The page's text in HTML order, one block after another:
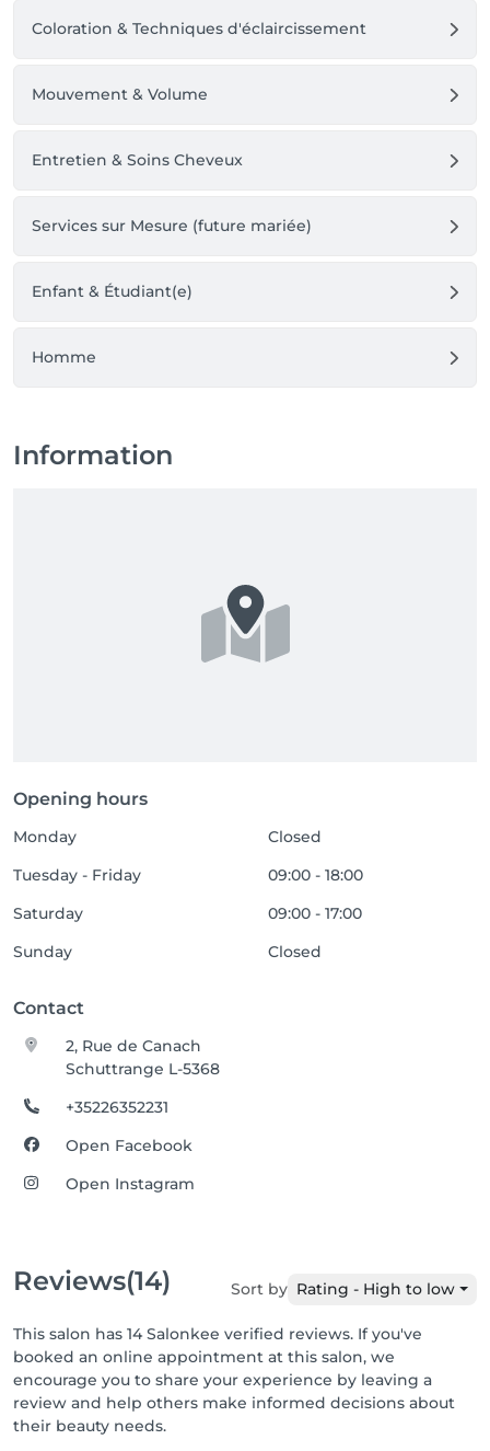
Coloration & Techniques d'éclaircissement
Mouvement & Volume
Entretien & Soins Cheveux
Services sur Mesure (future mariée)
Enfant & Étudiant(e)
Homme
Information
Opening hours
Monday
Closed
Tuesday - Friday
09:00 - 18:00
Saturday
09:00 - 17:00
Sunday
Closed
Contact
2, Rue de Canach
Schuttrange L-5368
+35226352231
Open Facebook
Open Instagram
Reviews(14) Sort by Rating - High to low
This salon has 14 Salonkee verified reviews. If you've
booked an online appointment at this salon, we
encourage you to share your experience by leaving a
review and help others make informed decisions about
their beauty needs.